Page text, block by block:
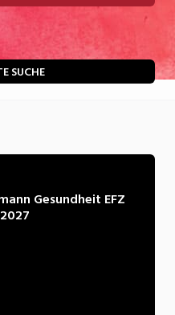
SUCHE
Gesundheit EFZ